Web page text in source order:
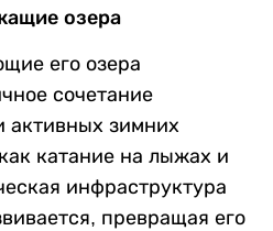
озера
его озера
сочетание
активных зимних
катание на лыжах и
инфраструктура
превращая его